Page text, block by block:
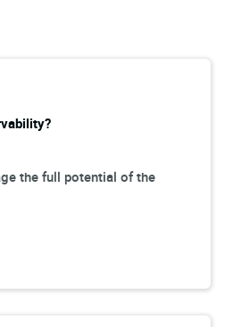
the full potential of the